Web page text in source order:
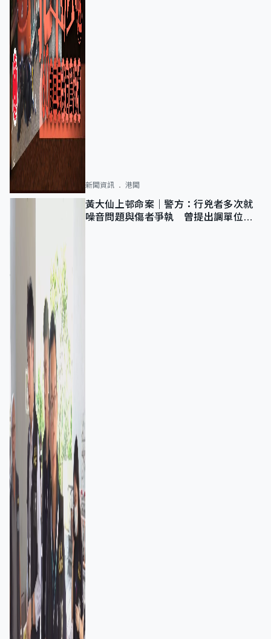
新聞資訊 港聞
黃大仙上邨命案｜警方：行兇者多次就
噪音問題與傷者爭執 曾提出調單位已